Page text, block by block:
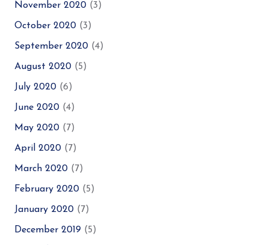
November 2020 (3)
October 2020 (3)
September 2020 (4)
August 2020 (5)
July 2020 (6)
June 2020 (4)
May 2020 (7)
April 2020 (7)
March 2020 (7)
February 2020 (5)
January 2020 (7)
December 2019 (5)